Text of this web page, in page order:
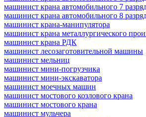
машинист крана автомобильного 7
машинист крана автомобильного 8
машинист крана-манипулятора
машинист крана металлургического
машинист крана РДК
машинист лесозаготовительной машины
машинист мельниц
машинист мини-погрузчика
машинист мини-экскаватора
машинист моечных машин
машинист мостового козлового крана
машинист мостового крана
машинист мульчера